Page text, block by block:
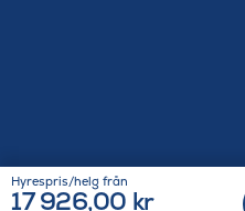
Hyrespris/helg från
17 926,00 kr